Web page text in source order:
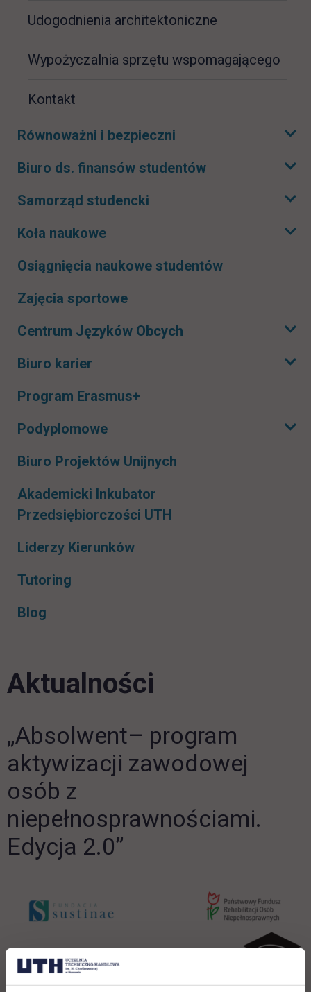
Udogodnienia architektoniczne
Wypożyczalnia sprzętu wspomagającego
Kontakt
Równoważni i bezpieczni Rozwiń podmenu
Biuro ds. finansów studentów Rozwiń podmenu
Samorząd studencki Rozwiń podmenu
Koła naukowe
Osiągnięcia naukowe studentów
Zajęcia sportowe
Centrum Języków Obcych
Rozwiń podmenu
Biuro karier
Program Erasmus+
Podyplomowe
Biuro Projektów Unijnych
Akademicki Inkubator
Przedsiębiorczości UTH
Liderzy Kierunków
Tutoring
Blog
Aktualności
„Absolwent– program
aktywizacji zawodowej
osób z
niepełnosprawnościami.
Edycja 2.0”